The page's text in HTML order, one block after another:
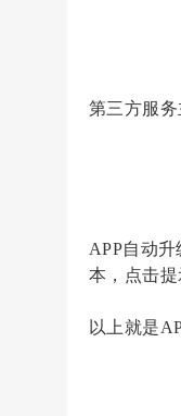
第三方服
APP自动
本，点击
以上就是